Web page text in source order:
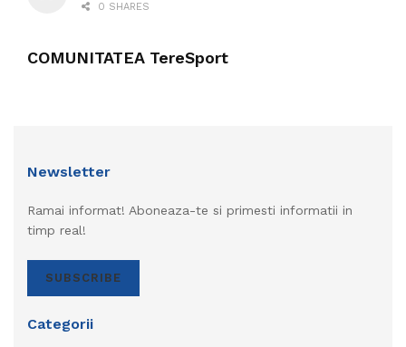
0 SHARES
COMUNITATEA TereSport
Newsletter
Ramai informat! Aboneaza-te si primesti informatii in
timp real!
SUBSCRIBE
Categorii